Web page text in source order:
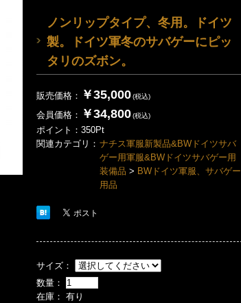
ノンリップタイプ、冬用。ドイツ
製。ドイツ軍冬のサバゲーにピッ
タリのズボン。
販売価格： ￥35,000(税込)
会員価格： ￥34,800(税込)
ポイント： 350Pt
関連カテゴリ： ナチス軍服新製品&BWドイツサバ
ゲー用軍服&BWドイツサバゲー用
装備品 > BWドイツ軍服、サバゲー
用品
サイズ：
数量：
在庫： 有り